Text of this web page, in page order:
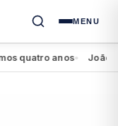
MENU
anos ● João